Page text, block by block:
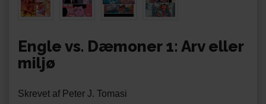
Engle vs. Dæmoner 1: Arv eller
miljø
Skrevet af Peter J. Tomasi